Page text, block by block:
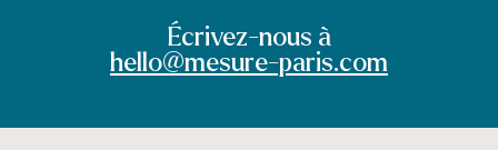
Écrivez-nous à
hello@mesure-paris.com